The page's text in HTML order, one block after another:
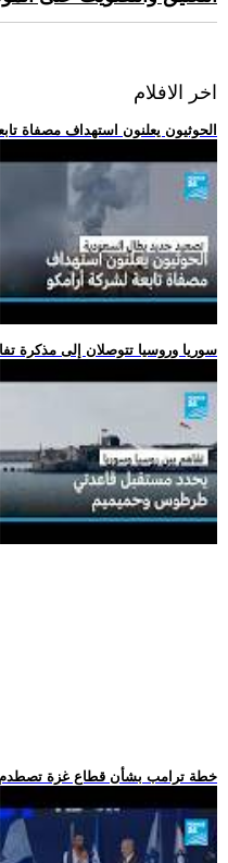
اخر الافلام
.. الحوثيون يعلنون استهداف مصفاة
.. سوريا وروسيا تتوصلان إلى
.. خطة ترامب بشأن قطاع غزة تصطدم